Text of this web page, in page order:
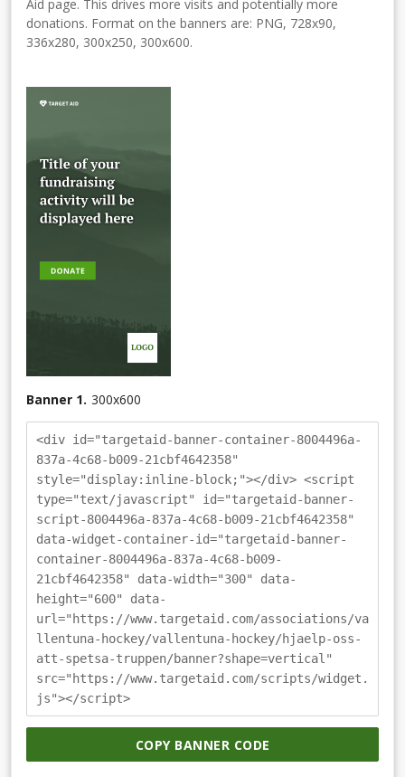
Aid page. This drives more visits and potentially more
donations. Format on the banners are: PNG, 728x90,
336x280, 300x250, 300x600.
Banner 1. 300x600
<div id="targetaid-banner-container-8004496a-
837a-4c68-b009-21cbf4642358"
style="display:inline-block;"></div> <script
type="text/javascript" id="targetaid-banner-
script-8004496a-837a-4c68-b009-21cbf4642358"
data-widget-container-id="targetaid-banner-
container-8004496a-837a-4c68-b009-
21cbf4642358" data-width="300" data-
height="600" data-
url="https://www.targetaid.com/associations/va
llentuna-hockey/vallentuna-hockey/hjaelp-oss-
att-spetsa-truppen/banner?shape=vertical"
src="https://www.targetaid.com/scripts/widget.
js"></script>
COPY BANNER CODE